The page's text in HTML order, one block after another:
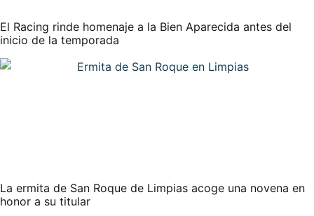
El Racing rinde homenaje a la Bien Aparecida antes del
inicio de la temporada
La ermita de San Roque de Limpias acoge una novena en
honor a su titular